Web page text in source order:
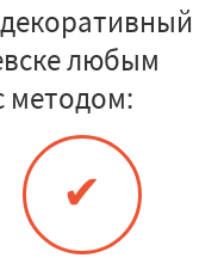
любым
методом:
✔